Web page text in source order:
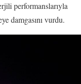
performanslarıyla
damgasını vurdu.